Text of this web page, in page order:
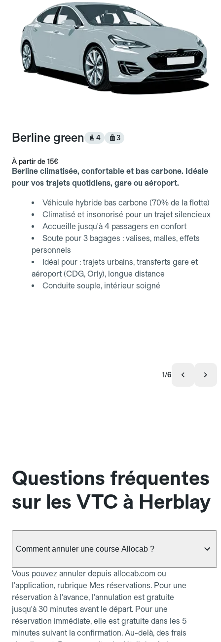
Berline green 4 3
À partir de 15€
Berline climatisée, confortable et bas carbone. Idéale
pour vos trajets quotidiens, gare ou aéroport.
Véhicule hybride bas carbone (70% de la flotte)
Climatisé et insonorisé pour un trajet silencieux
Accueille jusqu'à 4 passagers en confort
Soute pour 3 bagages : valises, malles, effets
personnels
Idéal pour : trajets urbains, transferts gare et
aéroport (CDG, Orly), longue distance
Conduite souple, intérieur soigné
1/6
Questions fréquentes
sur les VTC à Herblay
Comment annuler une course Allocab ?
Vous pouvez annuler depuis allocab.com ou
l'application, rubrique Mes réservations. Pour une
réservation à l'avance, l'annulation est gratuite
jusqu'à 30 minutes avant le départ. Pour une
réservation immédiate, elle est gratuite dans les 5
minutes suivant la confirmation. Au-delà, des frais